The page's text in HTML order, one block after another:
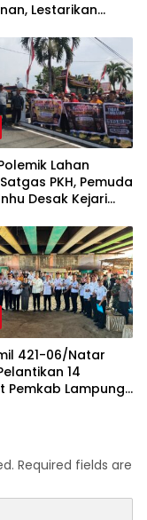
Lestarikan
Lampung
Lahan
PKH, Pemuda
Desak Kejari
421-06/Natar
14
Pemkab Lampung
Required fields are